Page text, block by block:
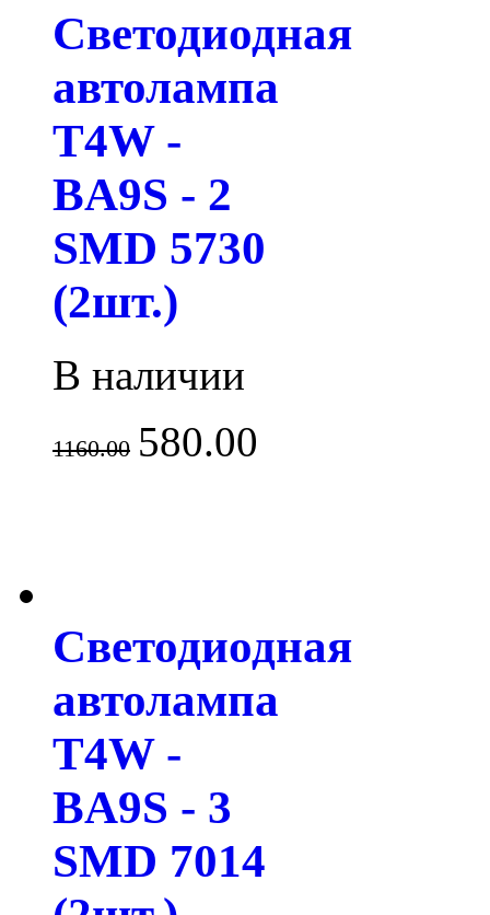
Светодиодная
автолампа
T4W -
BA9S - 2
SMD 5730
(2шт.)
В наличии
1160.00 580.00
Светодиодная
автолампа
T4W -
BA9S - 3
SMD 7014